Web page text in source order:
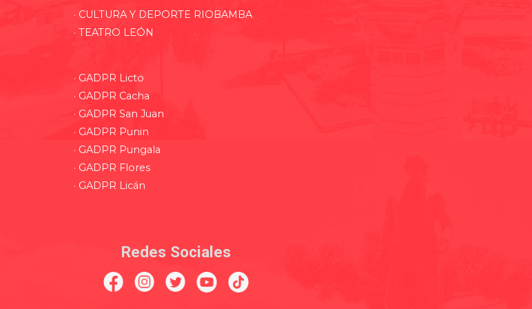
· CULTURA Y DEPORTE RIOBAMBA
· TEATRO LEÓN
· GADPR Licto
· GADPR Cacha
· GADPR San Juan
· GADPR Punin
· GADPR Pungala
· GADPR Flores
· GADPR Licán
Redes Sociales